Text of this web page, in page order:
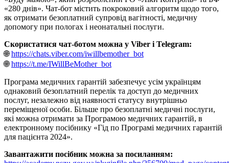
«280 днів». Чат-бот містить покроковий алгоритм щодо того,
як отримати безоплатний супровід вагітності, медичну
допомогу при пологах і неонатальні послуги.
Скористатися чат-ботом можна у Viber і Telegram:
🌐https://chats.viber.com/iwillbemother_bot
🌐https://t.me/IWillBeMother_bot
Програма медичних гарантій забезпечує усім українцям
однаковий безоплатний перелік та доступ до медичних
послуг, незалежно від наявності статусу внутрішньо
переміщеної особи. Більше про безоплатні медичні послуги,
які можна отримати за Програмою медичних гарантій, в
електронному посібнику «Гід по Програмі медичних гарантій
для пацієнта 2024».
Завантажити посібник можна за посиланням: